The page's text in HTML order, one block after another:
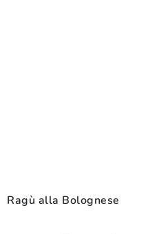
Ragù alla Bolognese